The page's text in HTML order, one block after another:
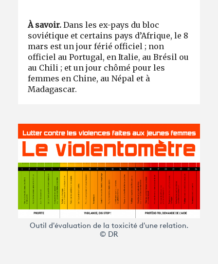
À savoir. Dans les ex-pays du bloc
soviétique et certains pays d’Afrique, le 8
mars est un jour férié officiel ; non
officiel au Portugal, en Italie, au Brésil ou
au Chili ; et un jour chômé pour les
femmes en Chine, au Népal et à
Madagascar.
Outil d'évaluation de la toxicité d'une relation.
© DR